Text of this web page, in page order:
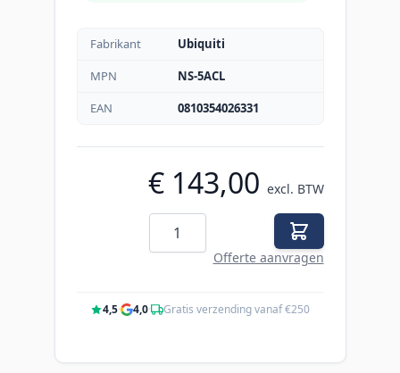
Fabrikant
Ubiquiti
MPN
NS-5ACL
EAN
0810354026331
€ 143,00 excl. BTW
Aantal
Offerte aanvragen
4,5· 4,0· Gratis verzending vanaf €250